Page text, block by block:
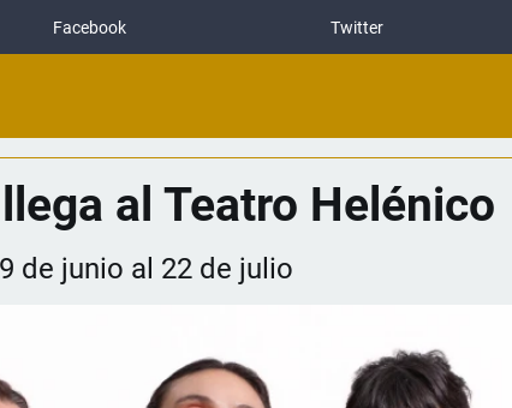
Facebook Twitter
al Teatro Helénico
de junio al 22 de julio